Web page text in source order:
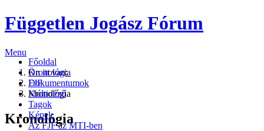
Független Jogász Fórum
Főoldal
Kronológia
Dokumentumok
Múltidéző
Tagok
Képek
Az FJF az MTI-ben
Menu
Ön itt van:
FJF
Kronológia
Kronológia